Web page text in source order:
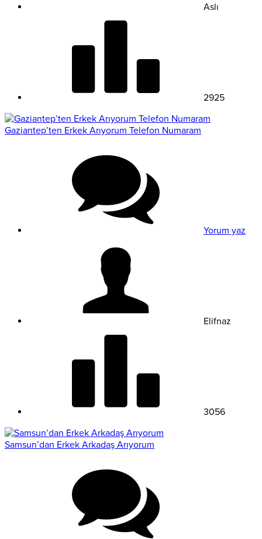
Aslı
2925
Gaziantep’ten Erkek Arıyorum Telefon Numaram
Yorum yaz
Elifnaz
3056
Samsun’dan Erkek Arkadaş Arıyorum